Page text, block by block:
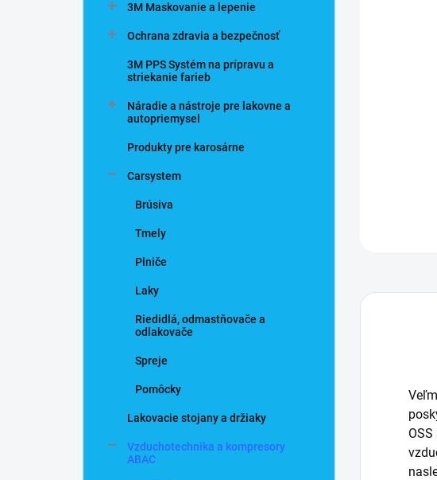
3M Maskovanie a lepenie
Ochrana zdravia a bezpečnosť
3M PPS Systém na prípravu a
striekanie farieb
Náradie a nástroje pre lakovne a
autopriemysel
Produkty pre karosárne
Carsystem
Brúsiva
Tmely
Plniče
Laky
Riedidlá, odmastňovače a
odlakovače
Spreje
Pomôcky
Lakovacie stojany a držiaky
Vzduchotechnika a kompresory
ABAC